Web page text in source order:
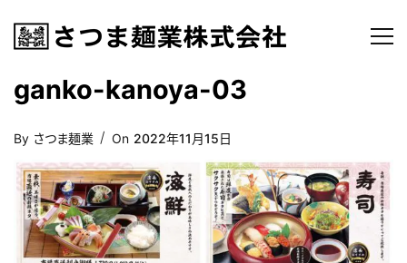
ganko-kanoya-03
By さつま麺業
Posted
On 2022年11月15日